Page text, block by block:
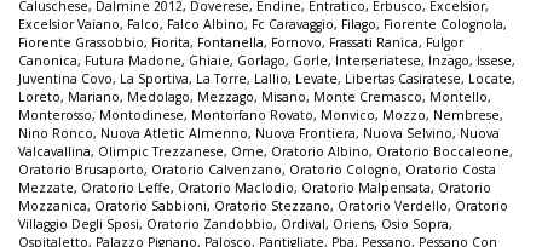
Caluschese, Dalmine 2012, Doverese, Endine, Entratico, Erbusco, Excelsior,
Excelsior Vaiano, Falco, Falco Albino, Fc Caravaggio, Filago, Fiorente Colognola,
Fiorente Grassobbio, Fiorita, Fontanella, Fornovo, Frassati Ranica, Fulgor
Canonica, Futura Madone, Ghiaie, Gorlago, Gorle, Interseriatese, Inzago, Issese,
Juventina Covo, La Sportiva, La Torre, Lallio, Levate, Libertas Casiratese, Locate,
Loreto, Mariano, Medolago, Mezzago, Misano, Monte Cremasco, Montello,
Monterosso, Montodinese, Montorfano Rovato, Monvico, Mozzo, Nembrese,
Nino Ronco, Nuova Atletic Almenno, Nuova Frontiera, Nuova Selvino, Nuova
Valcavallina, Olimpic Trezzanese, Ome, Oratorio Albino, Oratorio Boccaleone,
Oratorio Brusaporto, Oratorio Calvenzano, Oratorio Cologno, Oratorio Costa
Mezzate, Oratorio Leffe, Oratorio Maclodio, Oratorio Malpensata, Oratorio
Mozzanica, Oratorio Sabbioni, Oratorio Stezzano, Oratorio Verdello, Oratorio
Villaggio Degli Sposi, Oratorio Zandobbio, Ordival, Oriens, Osio Sopra,
Ospitaletto, Palazzo Pignano, Palosco, Pantigliate, Pba, Pessano, Pessano Con